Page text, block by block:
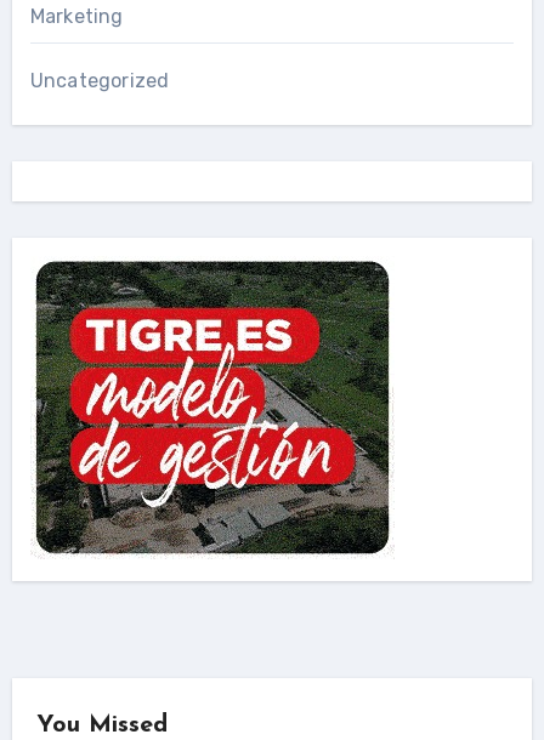
Marketing
Uncategorized
You Missed